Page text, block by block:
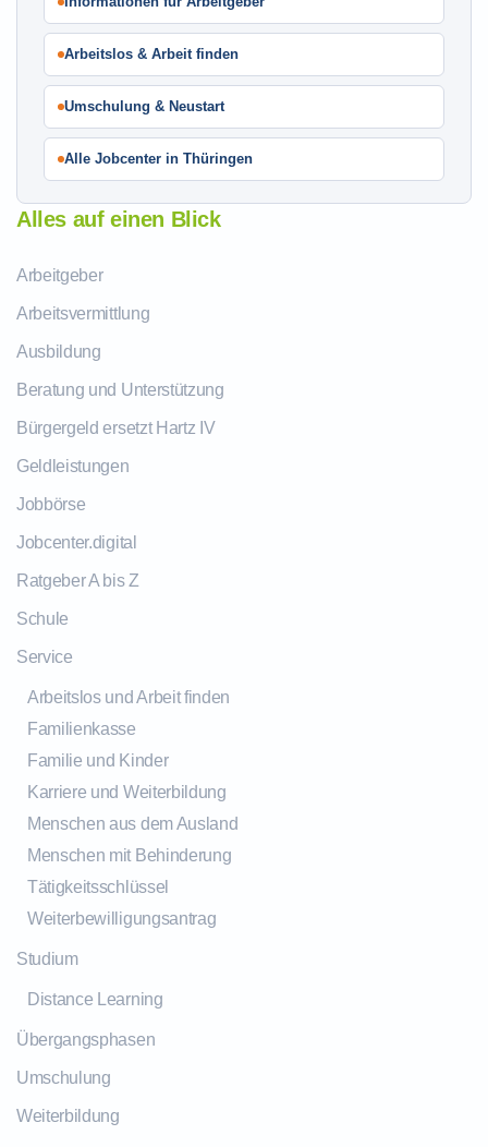
Arbeitslos & Arbeit finden
Umschulung & Neustart
Alle Jobcenter in Thüringen
Alles auf einen Blick
Arbeitgeber
Arbeitsvermittlung
Ausbildung
Beratung und Unterstützung
Bürgergeld ersetzt Hartz IV
Geldleistungen
Jobbörse
Jobcenter.digital
Ratgeber A bis Z
Schule
Service
Arbeitslos und Arbeit finden
Familienkasse
Familie und Kinder
Karriere und Weiterbildung
Menschen aus dem Ausland
Menschen mit Behinderung
Tätigkeitsschlüssel
Weiterbewilligungsantrag
Studium
Distance Learning
Übergangsphasen
Umschulung
Weiterbildung